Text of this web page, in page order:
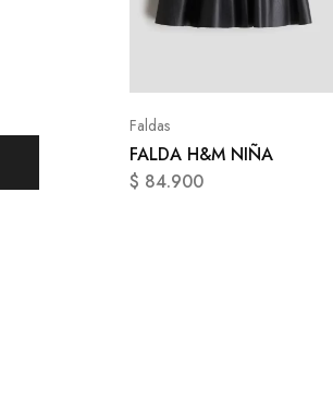
Faldas
FALDA H&M NIÑA
$ 84.900